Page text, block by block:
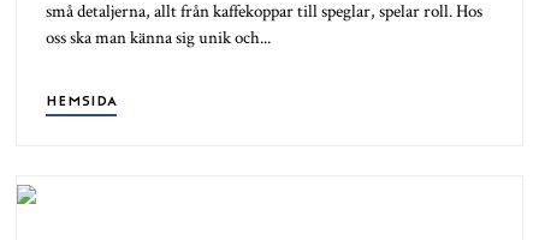
små detaljerna, allt från kaffekoppar till speglar, spelar roll. Hos
oss ska man känna sig unik och...
HEMSIDA